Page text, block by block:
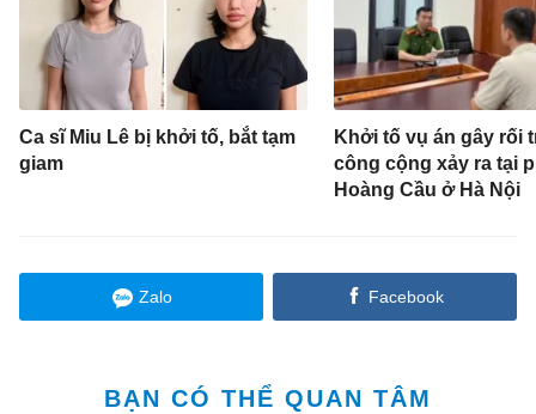
Ca sĩ Miu Lê bị khởi tố, bắt tạm
giam
Khởi tố vụ án gây rối
công cộng xảy ra tại
Hoàng Cầu ở Hà Nội
Zalo Facebook
BẠN CÓ THỂ QUAN TÂM